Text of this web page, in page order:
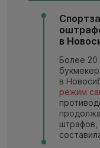
в
Более 20
в
режим
штрафов,